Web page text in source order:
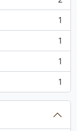
1
1
1
1